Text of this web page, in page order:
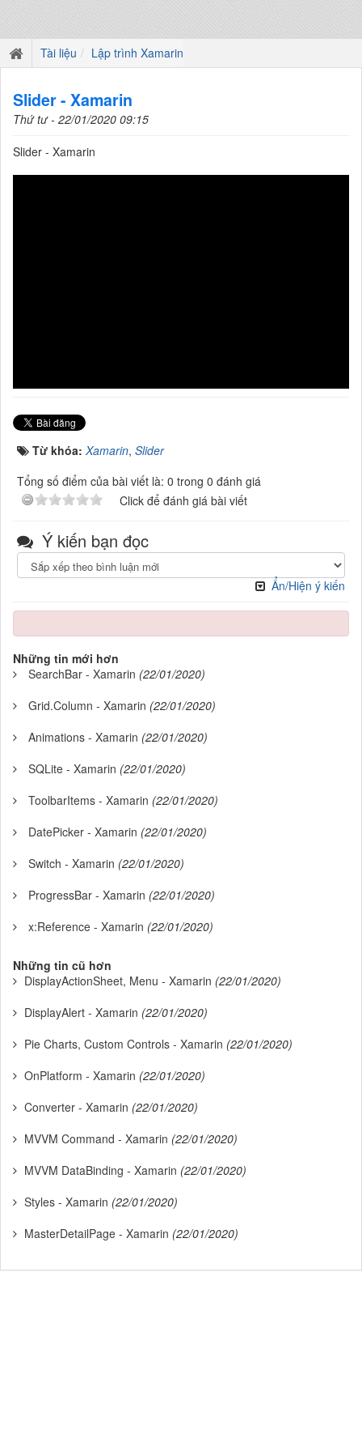
Tài liệu Lập trình Xamarin
Slider - Xamarin
Thứ tư - 22/01/2020 09:15
Slider - Xamarin
Từ khóa: Xamarin, Slider
Tổng số điểm của bài viết là: 0 trong 0 đánh giá
Click để đánh giá bài viết
Ý kiến bạn đọc
Ẩn/Hiện ý kiến
Những tin mới hơn
SearchBar - Xamarin (22/01/2020)
Grid.Column - Xamarin (22/01/2020)
Animations - Xamarin (22/01/2020)
SQLite - Xamarin (22/01/2020)
ToolbarItems - Xamarin (22/01/2020)
DatePicker - Xamarin (22/01/2020)
Switch - Xamarin (22/01/2020)
ProgressBar - Xamarin (22/01/2020)
x:Reference - Xamarin (22/01/2020)
Những tin cũ hơn
DisplayActionSheet, Menu - Xamarin (22/01/2020)
DisplayAlert - Xamarin (22/01/2020)
Pie Charts, Custom Controls - Xamarin (22/01/2020)
OnPlatform - Xamarin (22/01/2020)
Converter - Xamarin (22/01/2020)
MVVM Command - Xamarin (22/01/2020)
MVVM DataBinding - Xamarin (22/01/2020)
Styles - Xamarin (22/01/2020)
MasterDetailPage - Xamarin (22/01/2020)